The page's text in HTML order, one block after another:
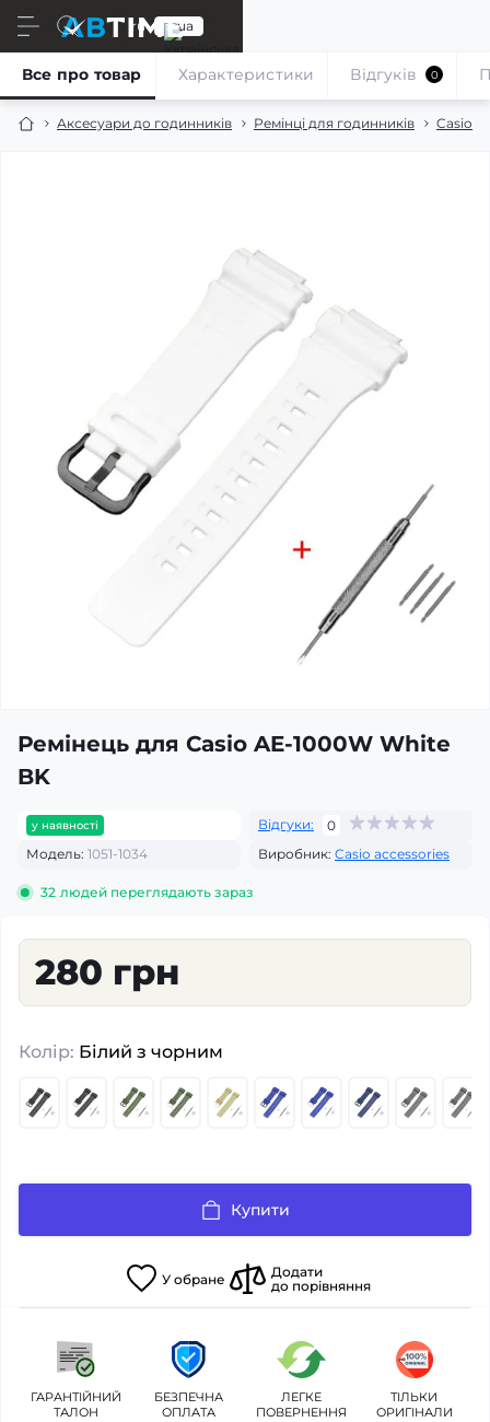
ru ua
Аксесуари до годинників Ремінці для годинників Casio
Все про товар Характеристики Відгуків 0
Ремінець для Casio AE-1000W White
BK
у наявності Відгуки:
0
Модель: 1051-1034 Виробник: Casio accessories
32 людей переглядають зараз
280 грн
Колір: Білий з чорним
Купити
У обране
Додати
до порівняння
ГАРАНТІЙНИЙ
ТАЛОН
БЕЗПЕЧНА
ОПЛАТА
ЛЕГКЕ
ПОВЕРНЕННЯ
ТІЛЬКИ
ОРИГІНАЛИ